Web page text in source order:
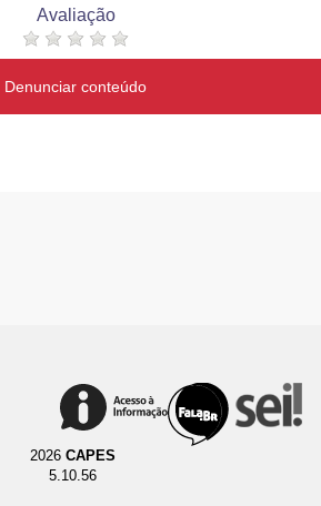
Avaliação
Denunciar conteúdo
2026 CAPES
5.10.56